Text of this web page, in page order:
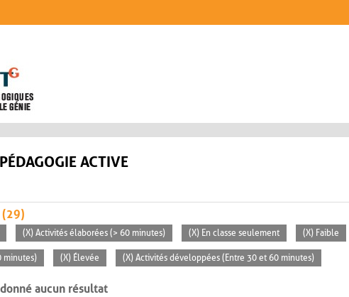
ACTIVE
(29)
(X) Activités élaborées (> 60 minutes) (X) En classe seulement (X) Faible
minutes) (X) Élevée (X) Activités développées (Entre 30 et 60 minutes)
aucun résultat